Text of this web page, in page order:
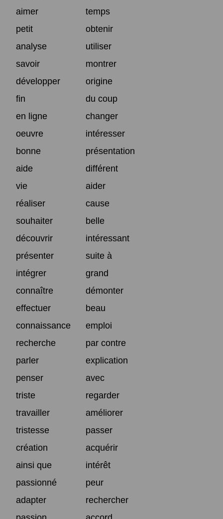
aimer
temps
petit
obtenir
analyse
utiliser
savoir
montrer
développer
origine
fin
du coup
en ligne
changer
oeuvre
intéresser
bonne
présentation
aide
différent
vie
aider
réaliser
cause
souhaiter
belle
découvrir
intéressant
présenter
suite à
intégrer
grand
connaître
démonter
effectuer
beau
connaissance
emploi
recherche
par contre
parler
explication
penser
avec
triste
regarder
travailler
améliorer
tristesse
passer
création
acquérir
ainsi que
intérêt
passionné
peur
adapter
rechercher